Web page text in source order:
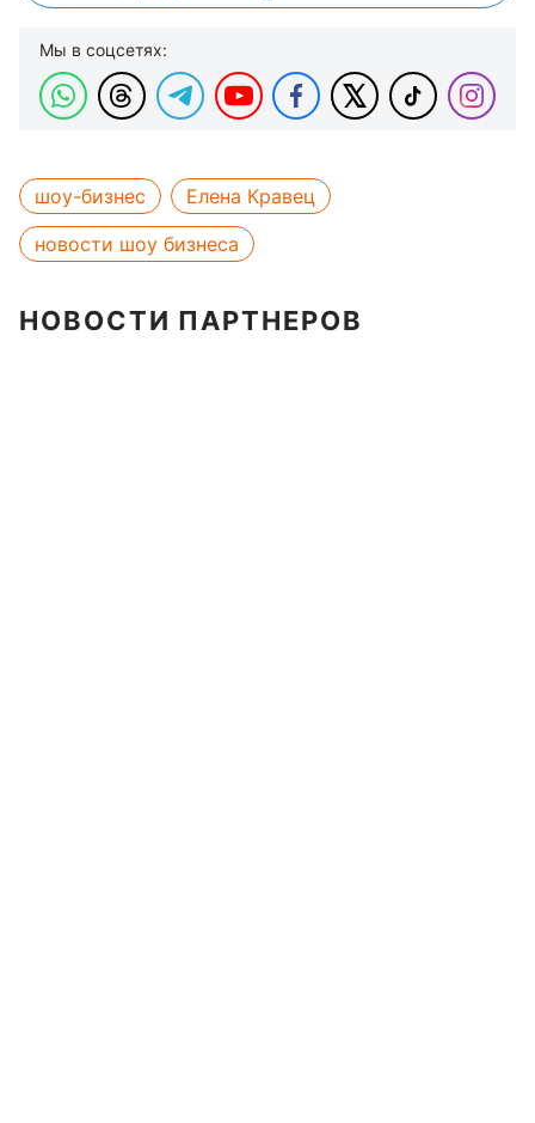
Мы в соцсетях:
шоу-бизнес
Елена Кравец
новости шоу бизнеса
НОВОСТИ ПАРТНЕРОВ